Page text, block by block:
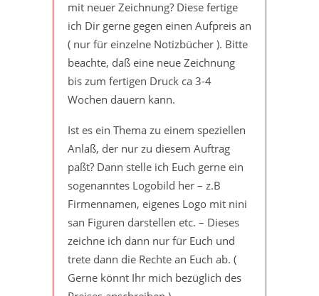
mit neuer Zeichnung? Diese fertige
ich Dir gerne gegen einen Aufpreis an
( nur für einzelne Notizbücher ). Bitte
beachte, daß eine neue Zeichnung
bis zum fertigen Druck ca 3-4
Wochen dauern kann.
Ist es ein Thema zu einem speziellen
Anlaß, der nur zu diesem Auftrag
paßt? Dann stelle ich Euch gerne ein
sogenanntes Logobild her – z.B
Firmennamen, eigenes Logo mit nini
san Figuren darstellen etc. – Dieses
zeichne ich dann nur für Euch und
trete dann die Rechte an Euch ab. (
Gerne könnt Ihr mich bezüglich des